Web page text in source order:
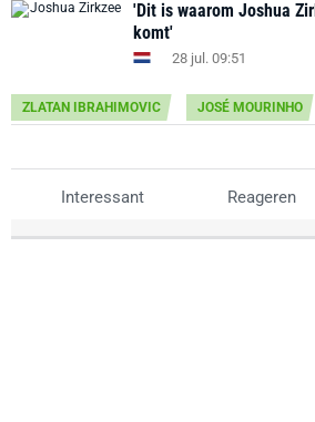
'Dit is waarom Joshua
komt'
28 jul. 09:51
ZLATAN IBRAHIMOVIC JOSÉ MOURINHO
Interessant Reageren